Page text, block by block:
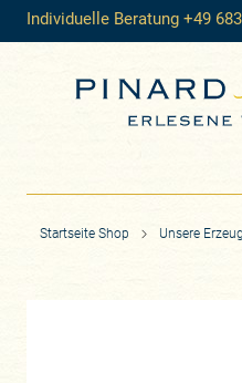
Individuelle Beratung +49
Startseite Shop Unsere